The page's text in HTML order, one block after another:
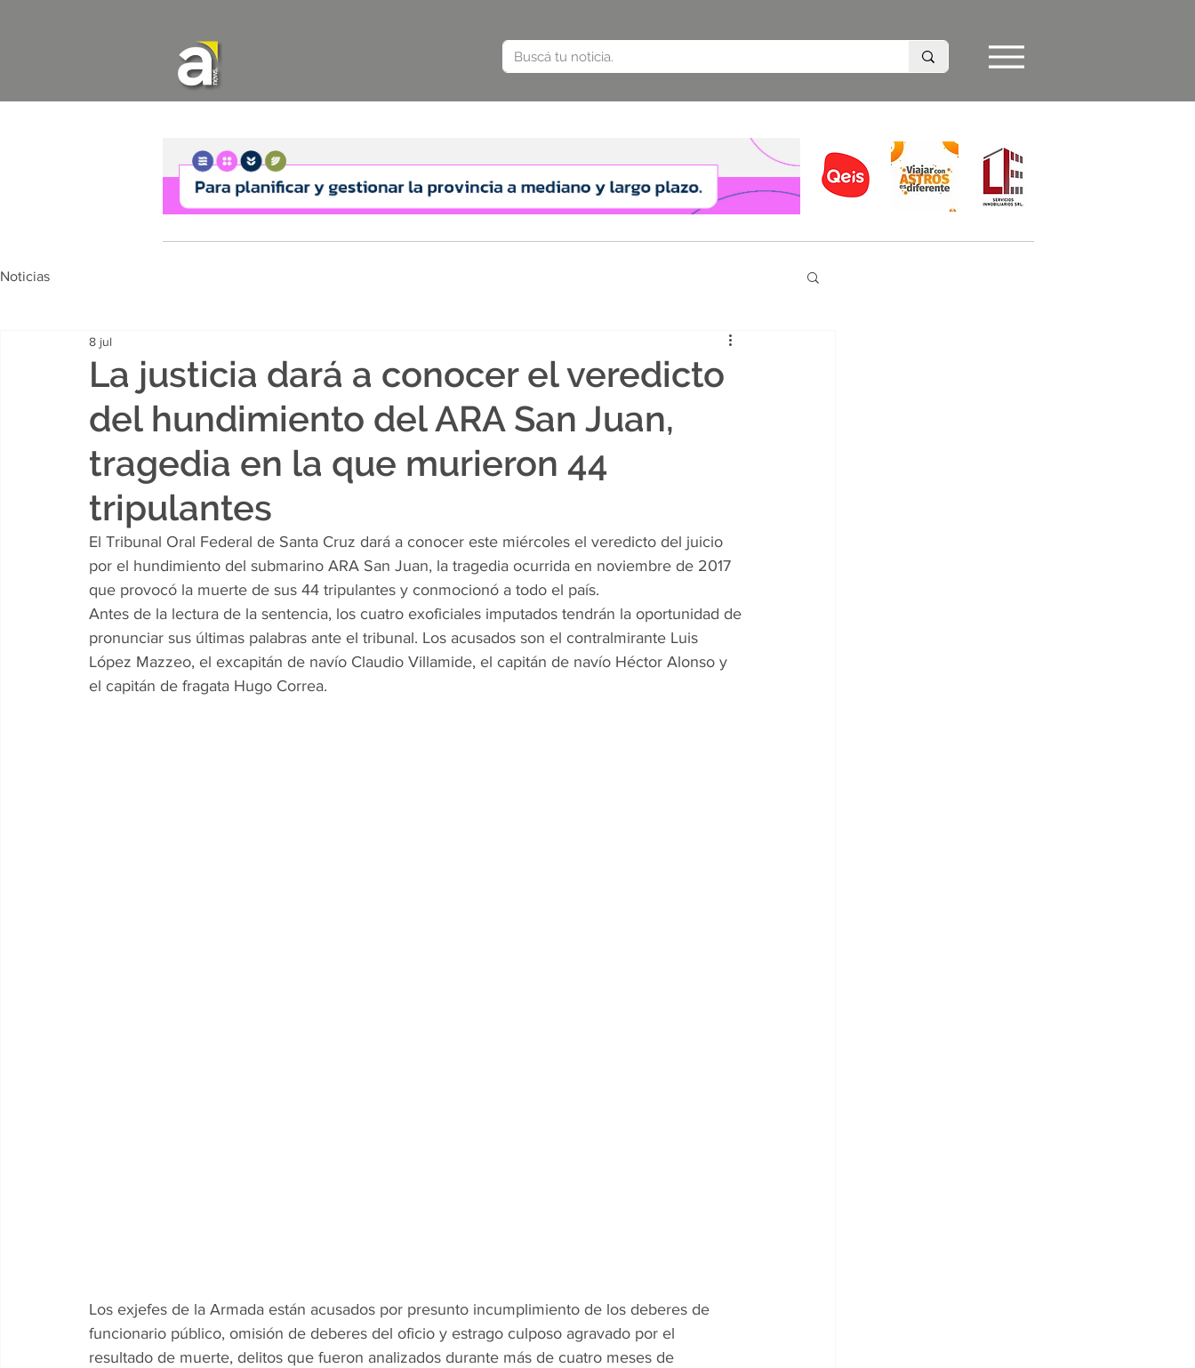
Noticias
La justicia dará a conocer el veredicto
del hundimiento del ARA San Juan,
tragedia en la que murieron 44
tripulantes
8 jul
El Tribunal Oral Federal de Santa Cruz dará a conocer este miércoles el veredicto del juicio
por el hundimiento del submarino ARA San Juan, la tragedia ocurrida en noviembre de 2017
que provocó la muerte de sus 44 tripulantes y conmocionó a todo el país.
Antes de la lectura de la sentencia, los cuatro exoficiales imputados tendrán la oportunidad de
pronunciar sus últimas palabras ante el tribunal. Los acusados son el contralmirante Luis
López Mazzeo, el excapitán de navío Claudio Villamide, el capitán de navío Héctor Alonso y
el capitán de fragata Hugo Correa.
Los exjefes de la Armada están acusados por presunto incumplimiento de los deberes de
funcionario público, omisión de deberes del oficio y estrago culposo agravado por el
resultado de muerte, delitos que fueron analizados durante más de cuatro meses de